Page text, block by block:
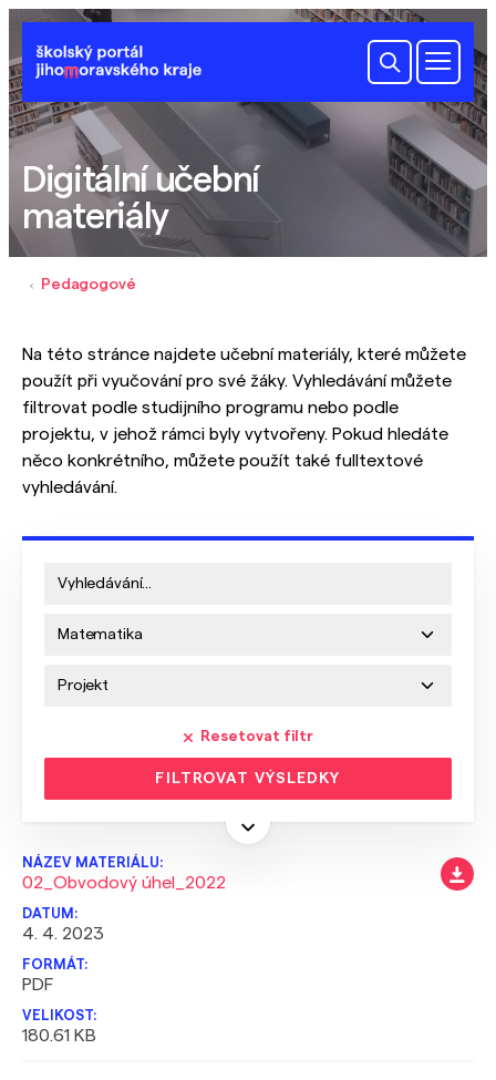
Digitální učební
materiály
Pedagogové
Na této stránce najdete učební materiály, které můžete
použít při vyučování pro své žáky. Vyhledávání můžete
filtrovat podle studijního programu nebo podle
projektu, v jehož rámci byly vytvořeny. Pokud hledáte
něco konkrétního, můžete použít také fulltextové
vyhledávání.
FILTROVAT VÝSLEDKY
Resetovat filtr
02_Obvodový úhel_2022
4. 4. 2023
PDF
180.61 KB